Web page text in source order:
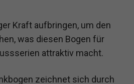
Kraft aufbringen, um den
was diesen Bogen für
attraktiv macht.
zeichnet sich durch